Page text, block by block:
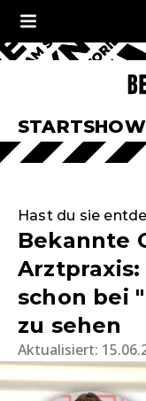
START
Hast du sie
Bekannte
Arztpraxis:
schon bei
zu sehen
Aktualisiert: